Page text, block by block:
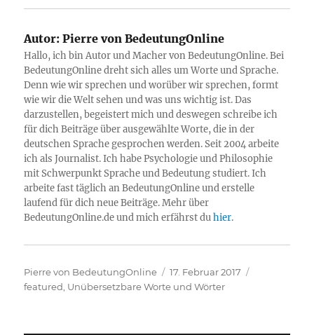
Autor: Pierre von BedeutungOnline
Hallo, ich bin Autor und Macher von BedeutungOnline. Bei
BedeutungOnline dreht sich alles um Worte und Sprache.
Denn wie wir sprechen und worüber wir sprechen, formt
wie wir die Welt sehen und was uns wichtig ist. Das
darzustellen, begeistert mich und deswegen schreibe ich
für dich Beiträge über ausgewählte Worte, die in der
deutschen Sprache gesprochen werden. Seit 2004 arbeite
ich als Journalist. Ich habe Psychologie und Philosophie
mit Schwerpunkt Sprache und Bedeutung studiert. Ich
arbeite fast täglich an BedeutungOnline und erstelle
laufend für dich neue Beiträge. Mehr über
BedeutungOnline.de und mich erfährst duhier.
Autor
Pierre von BedeutungOnline
Veröffentlicht
am
17. Februar 2017
featured Unübersetzbare Worte und Wörter